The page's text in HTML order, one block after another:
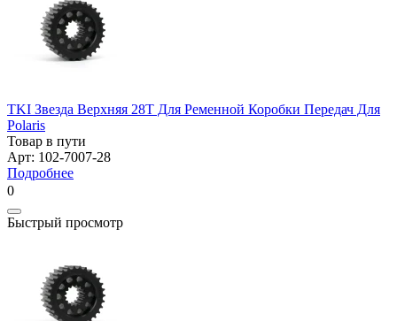
TKI Звезда Верхняя 28T Для Ременной Коробки Передач Для
Polaris
Товар в пути
Арт: 102-7007-28
Подробнее
0
Быстрый просмотр